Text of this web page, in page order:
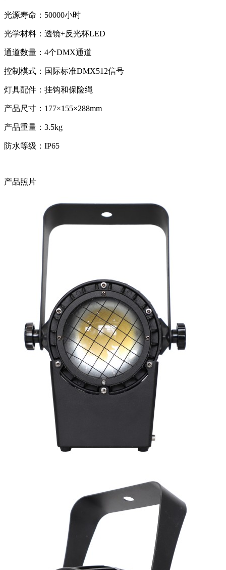
光源寿命：50000小时
光学材料：透镜+反光杯LED
通道数量：4个DMX通道
控制模式：国际标准DMX512信号
灯具配件：挂钩和保险绳
产品尺寸：177×155×288mm
产品重量：3.5kg
防水等级：IP65
产品照片